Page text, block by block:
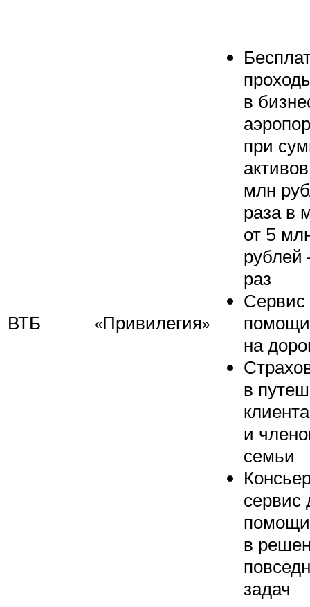
ВТБ «Привилегия»
в
при
млн
раза в
от 5
рублей
раз
Сервис
помощи
на
в
клиента
и
семьи
сервис
помощи
в
задач